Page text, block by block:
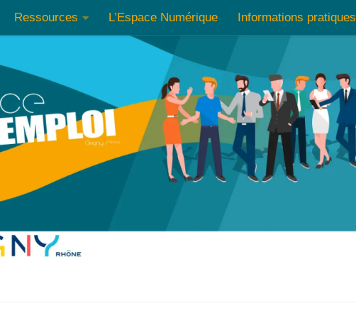
Ressources L’Espace Numérique Informations pratiques